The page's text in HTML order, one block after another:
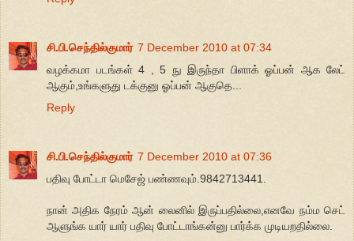
சி.பி.செந்தில்குமார் 7 December 2010 at 07:34
வழக்கமா படங்கள் 4 , 5 நு இருந்தா பிளாக் ஓப்பன் ஆக லேட்
ஆகும்,உங்களுது டக்குனு ஓப்பன் ஆகுதெ...
Reply
சி.பி.செந்தில்குமார் 7 December 2010 at 07:36
பதிவு போட்டா மெசேஜ் பண்ணவும்.9842713441.
நான் அதிக நேரம் ஆன் லைனில் இருப்பதில்லை,எனவே நம்ம செட்
ஆளுங்க யார் யார் பதிவு போட்டாங்கன்னு பார்க்க முடியறதில்லை.